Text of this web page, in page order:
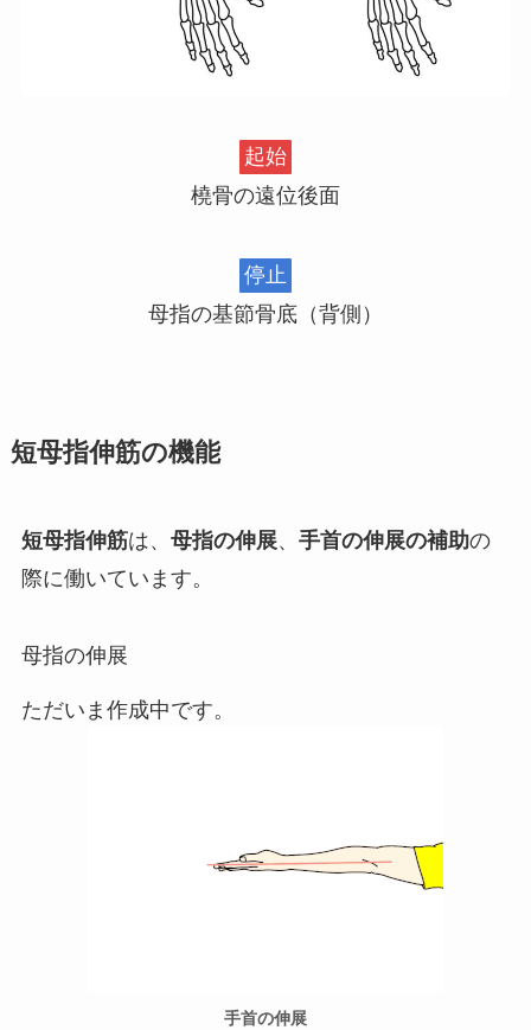
起始
橈骨の遠位後面
停止
母指の基節骨底（背側）
短母指伸筋の機能
短母指伸筋は、 母指の伸展、 手首の伸展の補助の
際に働いています。
母指の伸展
ただいま作成中です。
手首の伸展